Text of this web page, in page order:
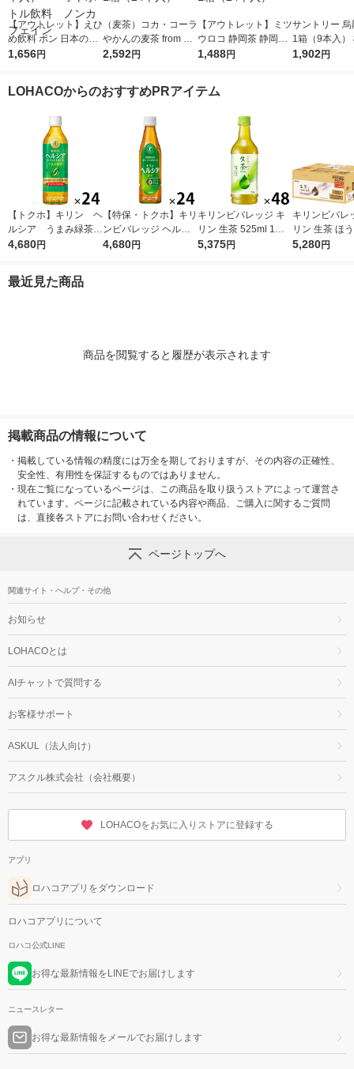
【アウトレット】えひ
め飲料 ポン 日本の麦
茶 600ml 1箱（2
ン
1,656円
（麦茶）コカ・コーラ
やかんの麦茶 from 爽
健美茶 ラベルレス 65
2,592円
【アウトレット】ミツ
ウロコ 静岡茶 静岡県
産茶葉100％使用 500
1,488円
サントリー
1箱（9本入）
表示食品
1,902円
LOHACOからのおすすめPRアイテム
【トクホ】キリン ヘ
ルシア うまみ緑茶
５００ｍｌＰＥＴ 1箱
4,680円
【特保・トクホ】キリ
ンビバレッジ ヘルシ
ア 緑茶 350ml スリム
4,680円
キリンビバレッジ キ
リン 生茶 525ml 1セ
ット（48本） お茶 緑
5,375円
キリンビバレ
リン 生茶 ほ
ベルレス
5,280円
最近見た商品
商品を閲覧すると履歴が表示されます
掲載商品の情報について
・ 掲載している情報の精度には万全を期しておりますが、その内容の正確性、
安全性、有用性を保証するものではありません。
・ 現在ご覧になっているページは、この商品を取り扱うストアによって運営さ
れています。ページに記載されている内容や商品、ご購入に関するご質問
は、直接各ストアにお問い合わせください。
ページトップへ
関連サイト・ヘルプ・その他
お知らせ
LOHACOとは
AIチャットで質問する
お客様サポート
ASKUL（法人向け）
アスクル株式会社（会社概要）
LOHACOをお気に入りストアに登録する
アプリ
ロハコアプリをダウンロード
ロハコアプリについて
ロハコ公式LINE
お得な最新情報をLINEでお届けします
ニュースレター
お得な最新情報をメールでお届けします